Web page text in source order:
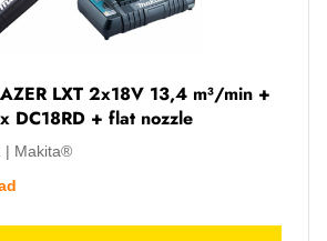
LXT 2x18V 13,4 m³/min +
DC18RD + flat nozzle
Makita®